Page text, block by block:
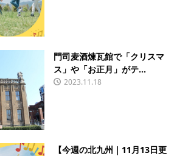
門司麦酒煉瓦館で「クリスマ
ス」や「お正月」がテ...
2023.11.18
【今週の北九州｜11月13日更